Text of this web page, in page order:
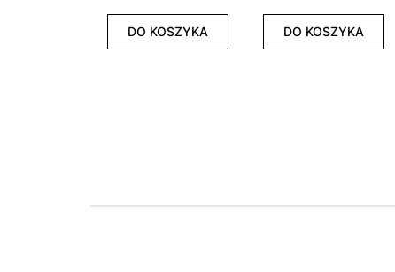
DO KOSZYKA DO KOSZYKA